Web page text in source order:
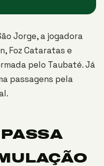
Jorge, a jogadora
Foz Cataratas e
pelo Taubaté. Já
passagens pela